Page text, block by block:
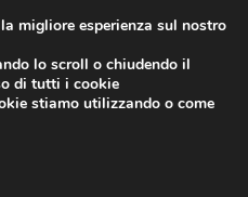
migliore esperienza sul nostro
lo scroll o chiudendo il
di tutti i cookie
stiamo utilizzando o come